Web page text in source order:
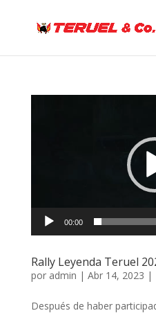
00:00
Rally Leyenda Teruel
por admin | Abr 14, 2023 |
Después de haber